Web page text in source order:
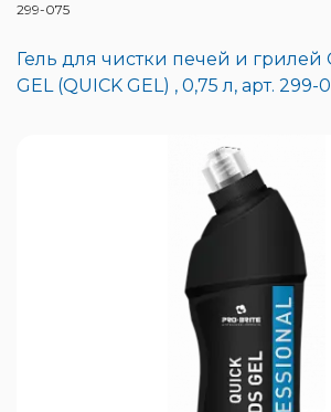
299-075
Гель для чистки печей и грилей
GEL (QUICK GEL) , 0,75 л, арт.